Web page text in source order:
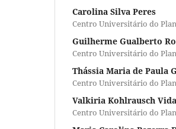
Carolina Silva Peres
Centro Universitário do
Guilherme Gualberto
Centro Universitário do
Thássia Maria de Paula
Centro Universitário do
Valkiria Kohlrausch
Centro Universitário do